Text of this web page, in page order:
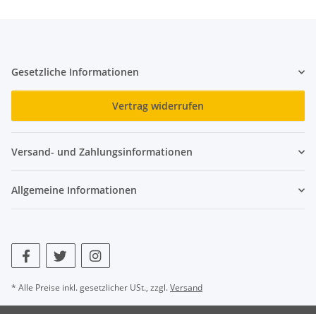
Gesetzliche Informationen
Vertrag widerrufen
Versand- und Zahlungsinformationen
Allgemeine Informationen
* Alle Preise inkl. gesetzlicher USt., zzgl.Versand